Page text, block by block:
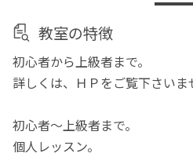
教室の特徴
初心者から上級者まで。
詳しくは、ＨＰをご覧下さいま
初心者～上級者まで。
個人レッスン。